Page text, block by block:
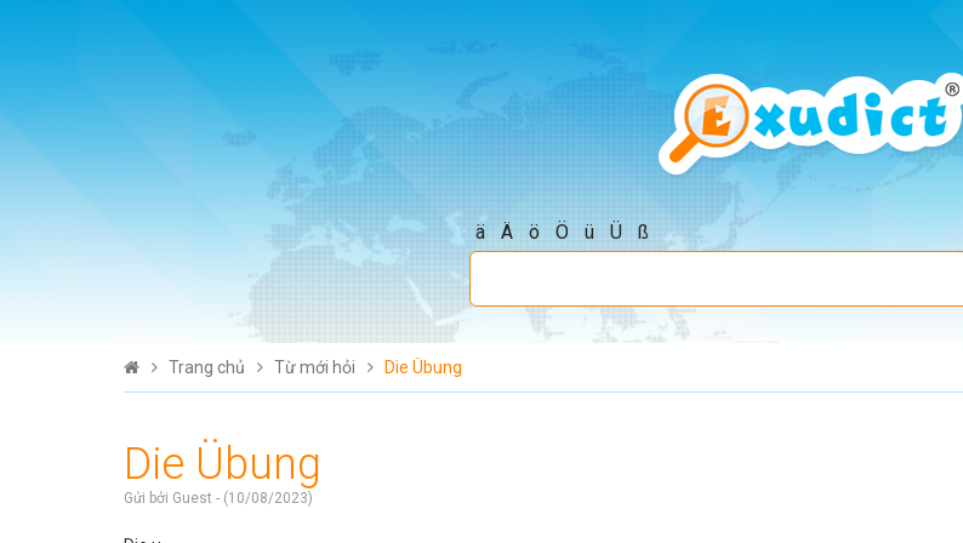
ä Ä ö Ö ü Ü ß
Trang chủ Từ mới hỏi Die Übung
Die Übung
Gửi bởi Guest - (10/08/2023)